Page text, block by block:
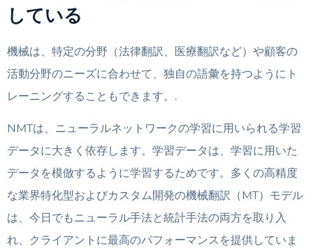
している
機械は、特定の分野（法律翻訳、医療翻訳など）や顧客の
活動分野のニーズに合わせて、独自の語彙を持つようにト
レーニングすることもできます。.
NMTは、ニューラルネットワークの学習に用いられる学習
データに大きく依存します。学習データは、学習に用いた
データを模倣するように学習するためです。多くの高精度
な業界特化型およびカスタム開発の機械翻訳（MT）モデル
は、今日でもニューラル手法と統計手法の両方を取り入
れ、クライアントに最高のパフォーマンスを提供していま